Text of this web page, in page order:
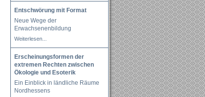
Entschwörung mit Format
Neue Wege der
Erwachsenenbildung
Weiterlesen...
Erscheinungsformen der
extremen Rechten zwischen
Ökologie und Esoterik
Ein Einblick in ländliche Räume
Nordhessens